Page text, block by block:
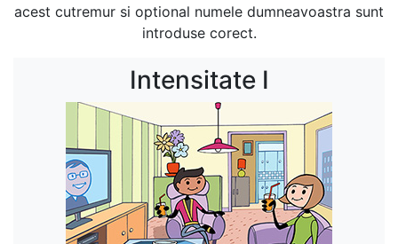
acest cutremur si optional numele dumneavoastra sunt
introduse corect.
Intensitate I